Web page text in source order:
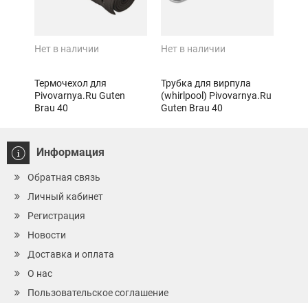
Нет в наличии
Термочехол для
Pivovarnya.Ru Guten
Brau 40
Нет в наличии
Трубка для вирпула
(whirlpool) Pivovarnya.Ru
Guten Brau 40
Информация
Обратная связь
Личный кабинет
Регистрация
Новости
Доставка и оплата
О нас
Пользовательское соглашение